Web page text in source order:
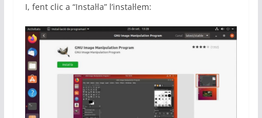
I, fent clic a “Instal·la” l’instal·lem: